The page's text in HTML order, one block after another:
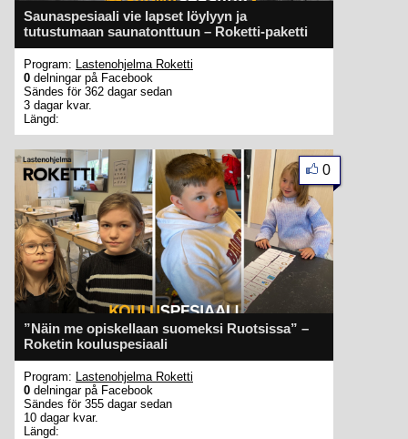
Saunaspesiaali vie lapset löylyyn ja
tutustumaan saunatonttuun – Roketti-paketti
Program: Lastenohjelma Roketti
0 delningar på Facebook
Sändes för 362 dagar sedan
3 dagar kvar.
Längd:
”Näin me opiskellaan suomeksi Ruotsissa” –
Roketin kouluspesiaali
0
Program: Lastenohjelma Roketti
0 delningar på Facebook
Sändes för 355 dagar sedan
10 dagar kvar.
Längd: